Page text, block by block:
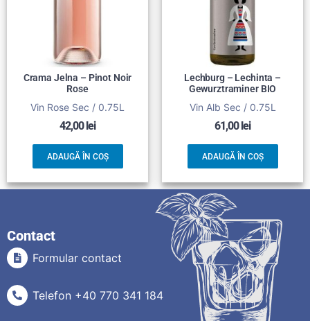
Crama Jelna – Pinot Noir
Rose
Vin Rose Sec / 0.75L
42,00lei
ADAUGĂ ÎN COȘ
Lechburg – Lechinta –
Gewurztraminer BIO
Vin Alb Sec / 0.75L
61,00lei
ADAUGĂ ÎN COȘ
Contact
Formular contact
Telefon +40 770 341 184